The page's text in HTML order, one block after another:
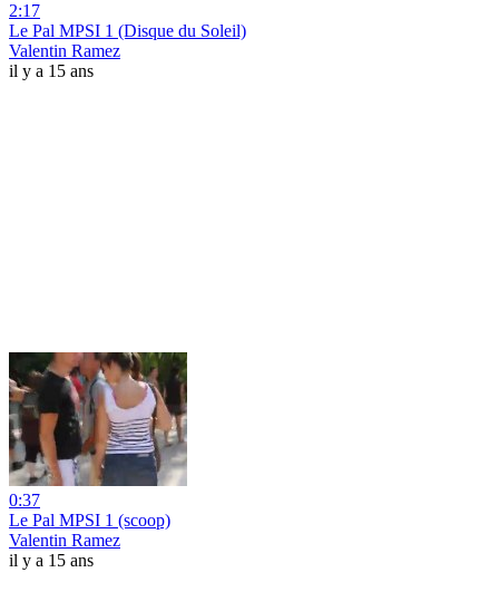
2:17
Le Pal MPSI 1 (Disque du Soleil)
Valentin Ramez
il y a 15 ans
0:37
Le Pal MPSI 1 (scoop)
Valentin Ramez
il y a 15 ans